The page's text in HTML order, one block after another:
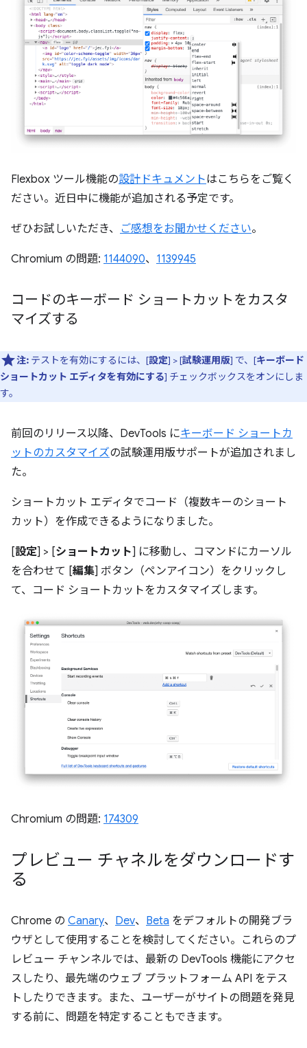
Flexbox ツール機能の設計ドキュメントはこちらをご覧く
ださい。近日中に機能が追加される予定です。
ぜひお試しいただき、 ご感想をお聞かせください。
Chromium の問題: 1144090、 1139945
コードのキーボード ショートカットをカスタ
マイズする
注: テストを有効にするには、[設定] > [試験運用版] で、[キーボード
ショートカット エディタを有効にする] チェックボックスをオンにしま
す。
前回のリリース以降、DevTools にキーボード ショートカ
ットのカスタマイズの試験運用版サポートが追加されまし
た。
ショートカット エディタでコード（複数キーのショート
カット）を作成できるようになりました。
[設定] > [ショートカット] に移動し、コマンドにカーソル
を合わせて [編集] ボタン（ペンアイコン）をクリックし
て、コード ショートカットをカスタマイズします。
Chromium の問題: 174309
プレビュー チャネルをダウンロードす
る
Chrome の Canary、 Dev、 Beta をデフォルトの開発ブラ
ウザとして使用することを検討してください。これらのプ
レビュー チャンネルでは、最新の DevTools 機能にアクセ
スしたり、最先端のウェブ プラットフォーム API をテス
トしたりできます。また、ユーザーがサイトの問題を発見
する前に、問題を特定することもできます。